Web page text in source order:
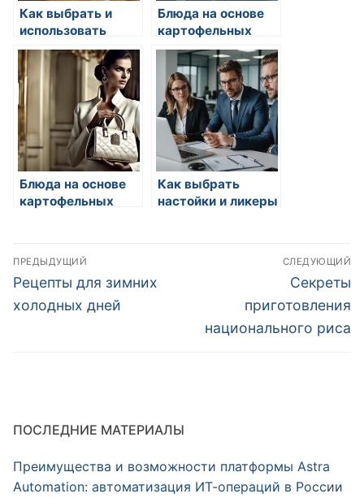
Как выбрать и
использовать
овощи в кулинарии
Блюда на основе
картофельных
чипсов: от закусок
до десертов
Блюда на основе
картофельных
Как выбрать
настойки и ликеры
Навигация
по
записям
ПРЕДЫДУЩИЙ
Предыдущая
запись:
Рецепты для зимних
холодных дней
СЛЕДУЮЩИЙ
запись:
Секреты
приготовления
национального риса
ПОСЛЕДНИЕ МАТЕРИАЛЫ
Преимущества и возможности платформы Astra
Automation: автоматизация ИТ-операций в России